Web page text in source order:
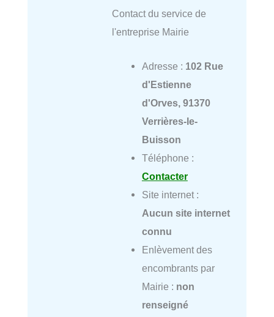
Contact du service de
l'entreprise Mairie
Adresse : 102 Rue
d'Estienne
d'Orves, 91370
Verrières-le-
Buisson
Téléphone :
Contacter
Site internet :
Aucun site internet
connu
Enlèvement des
encombrants par
Mairie : non
renseigné